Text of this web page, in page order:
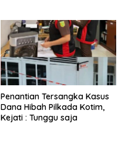
Penantian Tersangka Kasus
Dana Hibah Pilkada Kotim,
Kejati : Tunggu saja